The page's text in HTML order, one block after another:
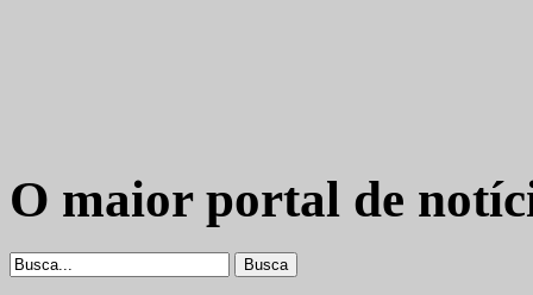
O maior portal de